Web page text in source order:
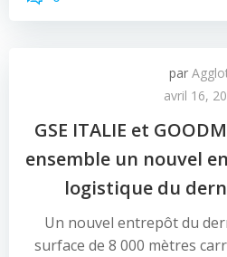
par
avril 16,
GSE ITALIE et
ensemble un nouvel
logistique du
Un nouvel entrepôt du
surface de 8 000 mètres